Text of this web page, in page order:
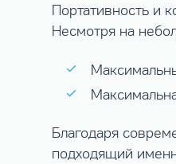
Портативность и
Несмотря на
Благодаря
подходящий